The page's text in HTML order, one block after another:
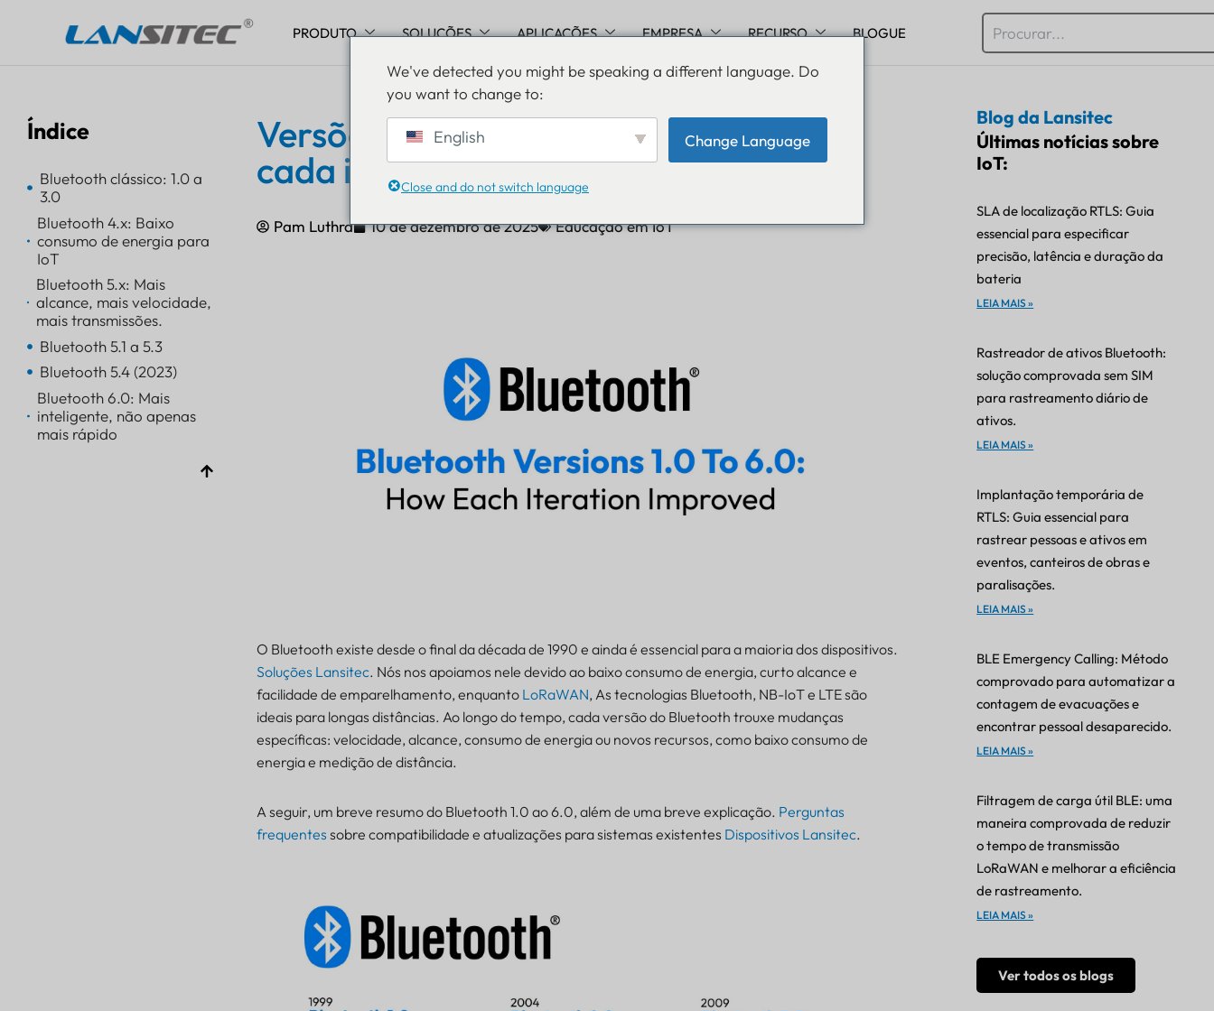
conteúdo
PRODUTO SOLUÇÕES APLICAÇÕES EMPRESA RECURSO BLOGUE
Índice
Bluetooth clássico: 1.0 a
3.0
Bluetooth 4.x: Baixo
consumo de energia para
IoT
Bluetooth 5.x: Mais
alcance, mais velocidade,
mais transmissões.
Bluetooth 5.1 a 5.3
Bluetooth 5.4 (2023)
Bluetooth 6.0: Mais
inteligente, não apenas
mais rápido
versão 1.0 para a 6.0, de
Versões do Bluetooth 1.0 a 6.0: como
cada iteração melhorou
Pam Luthra 10 de dezembro de 2025 Educação em IoT
O Bluetooth existe desde o final da década de 1990 e ainda é essencial para a maioria dos dispositivos.
Soluções Lansitec. Nós nos apoiamos nele devido ao baixo consumo de energia, curto alcance e
facilidade de emparelhamento, enquanto LoRaWAN, As tecnologias Bluetooth, NB-IoT e LTE são
ideais para longas distâncias. Ao longo do tempo, cada versão do Bluetooth trouxe mudanças
específicas: velocidade, alcance, consumo de energia ou novos recursos, como baixo consumo de
energia e medição de distância.
A seguir, um breve resumo do Bluetooth 1.0 ao 6.0, além de uma breve explicação. Perguntas
frequentes sobre compatibilidade e atualizações para sistemas existentes Dispositivos Lansitec.
Blog da Lansitec
Últimas notícias sobre
IoT:
SLA de localização RTLS: Guia
essencial para especificar
precisão, latência e duração da
bateria
LEIA MAIS »
Rastreador de ativos Bluetooth:
solução comprovada sem SIM
para rastreamento diário de
ativos.
LEIA MAIS »
Implantação temporária de
RTLS: Guia essencial para
rastrear pessoas e ativos em
eventos, canteiros de obras e
paralisações.
LEIA MAIS »
BLE Emergency Calling: Método
comprovado para automatizar a
contagem de evacuações e
encontrar pessoal desaparecido.
LEIA MAIS »
Filtragem de carga útil BLE: uma
maneira comprovada de reduzir
o tempo de transmissão
LoRaWAN e melhorar a eficiência
de rastreamento.
LEIA MAIS »
Ver todos os blogs
We've detected you might be speaking a different language. Do
you want to change to:
English Change Language
Close and do not switch language